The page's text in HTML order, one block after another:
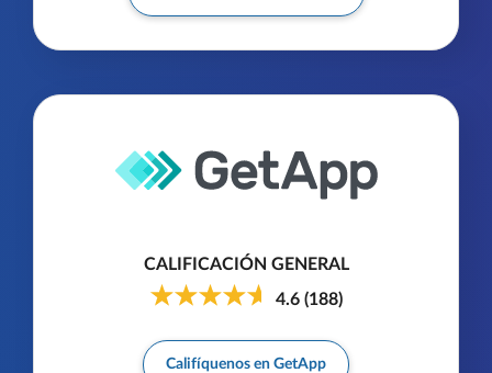
CALIFICACIÓN GENERAL
4.6(188)
Califíquenos en GetApp